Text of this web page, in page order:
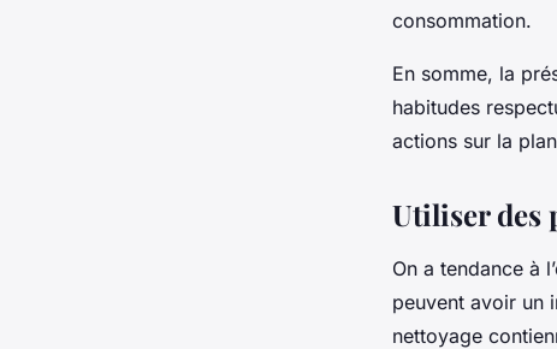
consommation.
En somme, la
habitudes
actions sur la
Utiliser des
On a tendance à
peuvent avoir un
nettoyage